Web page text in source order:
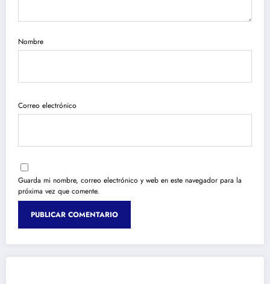
Nombre
Correo electrónico
Guarda mi nombre, correo electrónico y web en este navegador para la
próxima vez que comente.